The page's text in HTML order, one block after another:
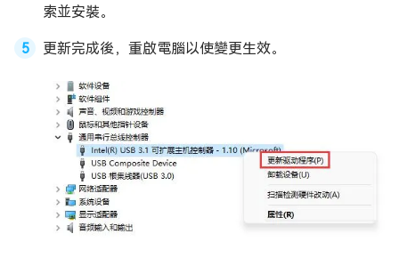
索並安裝。
更新完成後，重啟電腦以使變更生效。